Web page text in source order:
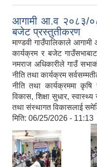
आगामी आ.व २०८३/
बजेट प्रस्तुतीकरण
माण्डवी गाउँपालिकाले
कार्यक्रम र बजेट
नमराज अधिकारीले गाउँ
नीति तथा कार्यक्रम
नीति तथा कार्यक्रममा कृषि
विकास, शिक्षा सुधार,
तथा संस्थागत विकासलाई
मिति: 06/25/2026 - 11:13
,